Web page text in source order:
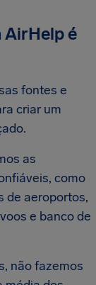
AirHelp é
fontes e
criar um
as
como
de aeroportos,
e banco de
não fazemos